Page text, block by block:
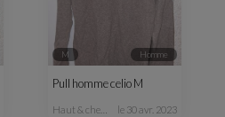
M homme
Pull homme celio M
haut & chemise le 30 avr. 2023